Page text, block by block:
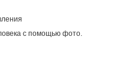
с помощью фото.